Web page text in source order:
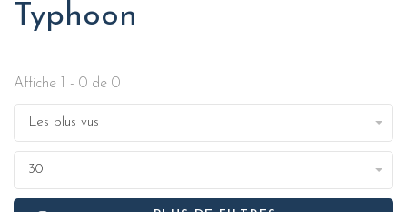
Typhoon
Affiche 1 - 0 de 0
Les plus vus
30